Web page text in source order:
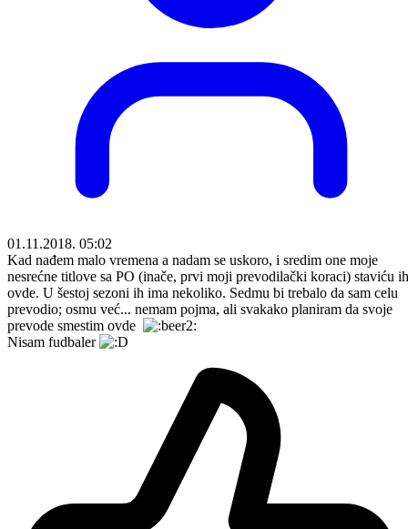
01.11.2018. 05:02
Kad nađem malo vremena a nadam se uskoro, i sredim one moje
nesrećne titlove sa PO (inače, prvi moji prevodilački koraci) staviću ih
ovde. U šestoj sezoni ih ima nekoliko. Sedmu bi trebalo da sam celu
prevodio; osmu već... nemam pojma, ali svakako planiram da svoje
prevode smestim ovde
Nisam fudbaler